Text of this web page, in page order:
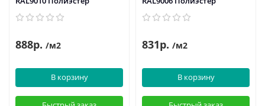
888р. /м2
В корзину
831р. /м2
В корзину